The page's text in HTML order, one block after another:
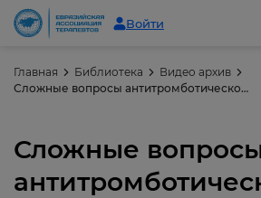
Войти
Главная Библиотека
Видео архив
Сложные вопросы антитромботической терапии при фибрилляции предсердий
Сложные